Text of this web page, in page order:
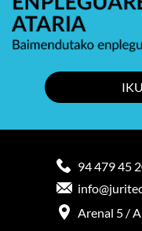
94 479 45
Arenal 5 /